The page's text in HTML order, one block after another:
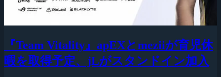
『Team Vitality』apEXとmeziiが育児休
暇を取得予定、jLがスタンドイン加入